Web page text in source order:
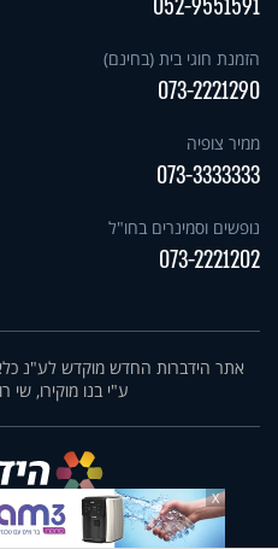
הזמנת חוגי בית (בחינם)
073-2221290
ממיר צופיה
073-3333333
נופשים וסמינרים בחו"ל
073-2221202
אתר הידברות החדש מוקדש לע"נ
ע"י בנו מוקירו, שי
X